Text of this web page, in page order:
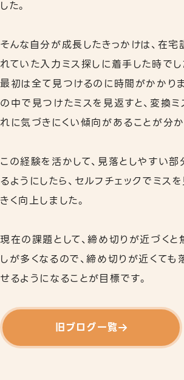
した。
そんな自分が成長したきっかけは、在
れていた入力ミス探しに着手した時でし
最初は全て見つけるのに時間がかかり
の中で見つけたミスを見返すと、変換
れに気づきにくい傾向があることが分か
この経験を活かして、見落としやすい
るようにしたら、セルフチェックでミス
きく向上しました。
現在の課題として、締め切りが近づくと
しが多くなるので、締め切りが近くて
せるようになることが目標です。
旧ブログ一覧